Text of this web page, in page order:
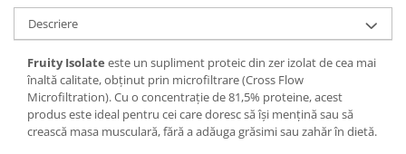
REDCON1
Revoflex
Rich Piana 5% Nutrition
RIPT
Scitec
Scivation
Descriere
Fruity Isolate este un supliment proteic din zer izolat de cea mai
înaltă calitate, obținut prin microfiltrare (Cross Flow
Microfiltration). Cu o concentrație de 81,5% proteine, acest
produs este ideal pentru cei care doresc să își mențină sau să
crească masa musculară, fără a adăuga grăsimi sau zahăr în dietă.